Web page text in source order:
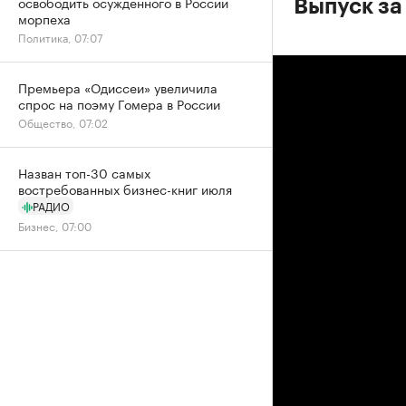
Выпуск
морпеха
Политика, 07:07
Премьера «Одиссеи» увеличила
спрос на поэму Гомера в России
Общество, 07:02
Назван топ-30 самых
востребованных бизнес-книг июля
РАДИО
Бизнес, 07:00